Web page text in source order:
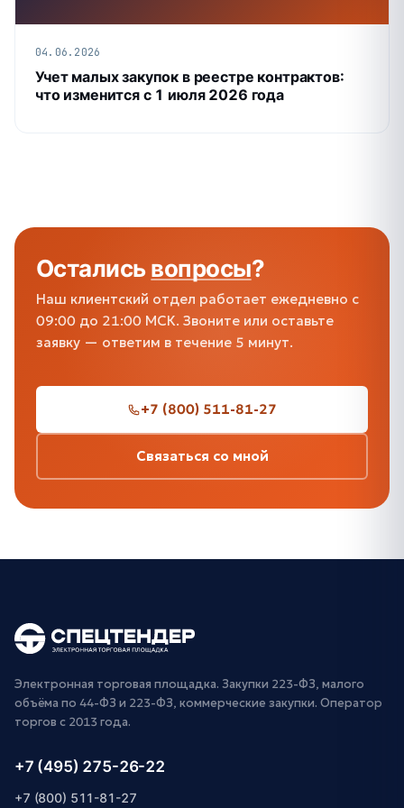
04.06.2026
Учет малых закупок в реестре контрактов:
что изменится с 1 июля 2026 года
Осталисьвопросы?
Наш клиентский отдел работает ежедневно с
09:00 до 21:00 МСК. Звоните или оставьте
заявку — ответим в течение 5 минут.
+7 (800) 511-81-27
Связаться со мной
Электронная торговая площадка. Закупки 223-ФЗ, малого
объёма по 44-ФЗ и 223-ФЗ, коммерческие закупки. Оператор
торгов с 2013 года.
+7 (495) 275-26-22
+7 (800) 511-81-27